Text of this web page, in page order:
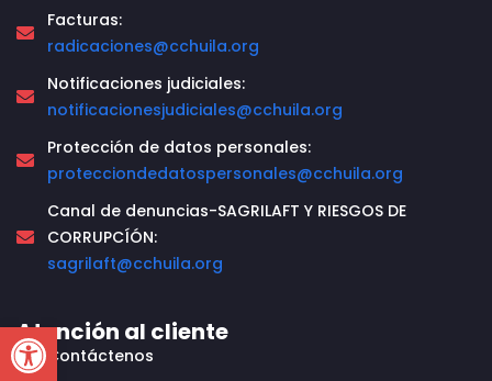
Open toolbar
Facturas:
radicaciones@cchuila.org
Notificaciones judiciales:
notificacionesjudiciales@cchuila.org
Protección de datos personales:
protecciondedatospersonales@cchuila.org
Canal de denuncias-SAGRILAFT Y RIESGOS DE
CORRUPCÍÓN:
sagrilaft@cchuila.org
Atención al cliente
Contáctenos